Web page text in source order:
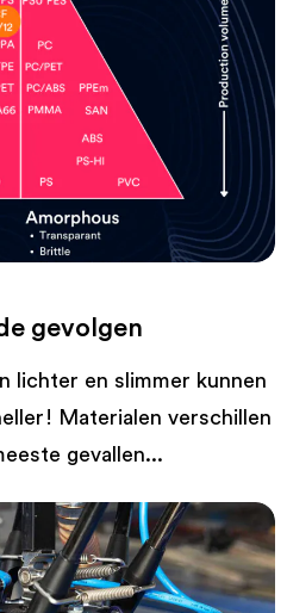
gevolgen
lichter en slimmer kunnen
Materialen verschillen
gevallen...